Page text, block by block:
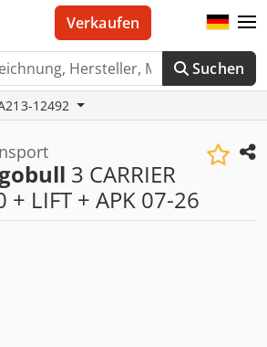
Suchen
Verkaufen
12492
3 CARRIER
+ LIFT + APK 07-26